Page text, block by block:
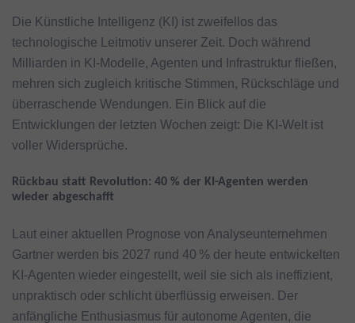
Die Künstliche Intelligenz (KI) ist zweifellos das
technologische Leitmotiv unserer Zeit. Doch während
Milliarden in KI-Modelle, Agenten und Infrastruktur fließen,
mehren sich zugleich kritische Stimmen, Rückschläge und
überraschende Wendungen. Ein Blick auf die
Entwicklungen der letzten Wochen zeigt: Die KI-Welt ist
voller Widersprüche.
Rückbau statt Revolution: 40 % der KI-Agenten werden
wieder abgeschafft
Laut einer aktuellen Prognose von Analyseunternehmen
Gartner werden bis 2027 rund 40 % der heute entwickelten
KI-Agenten wieder eingestellt, weil sie sich als ineffizient,
unpraktisch oder schlicht überflüssig erweisen. Der
anfängliche Enthusiasmus für autonome Agenten, die